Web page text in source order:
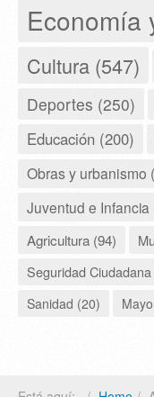
Economía
Cultura (547)
Deportes (250)
Educación (200)
Obras y urbanismo
Juventud e Infancia
Agricultura (94)
Seguridad
Sanidad (20)